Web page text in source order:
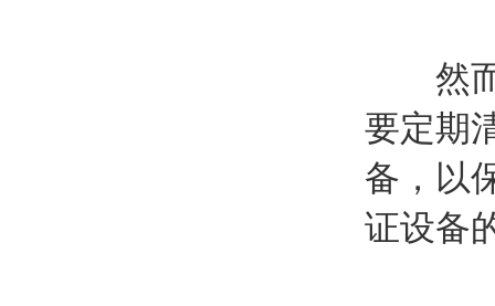
然而
要定期
备，以
证设备